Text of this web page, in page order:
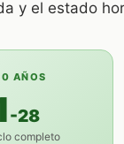
y el estado
AÑOS
-28
completo